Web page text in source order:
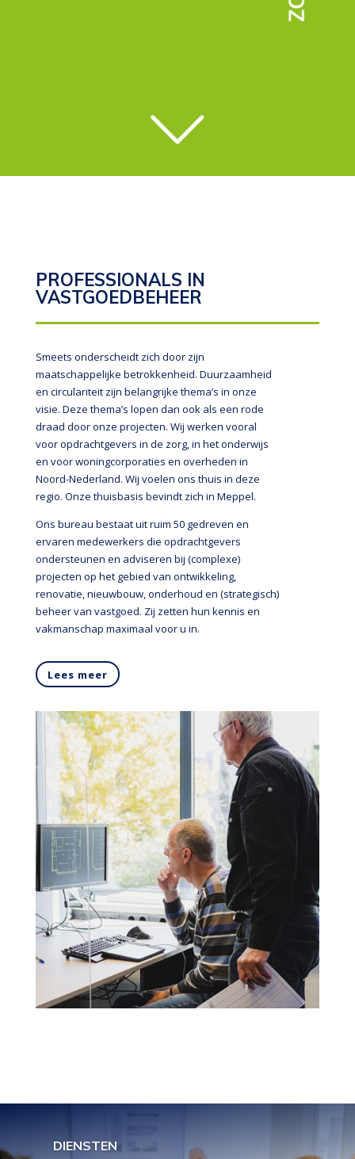
PROFESSIONALS IN
VASTGOEDBEHEER
Smeets onderscheidt zich door zijn
maatschappelijke betrokkenheid. Duurzaamheid
en circulariteit zijn belangrijke thema’s in onze
visie. Deze thema’s lopen dan ook als een rode
draad door onze projecten. Wij werken vooral
voor opdrachtgevers in de zorg, in het onderwijs
en voor woningcorporaties en overheden in
Noord-Nederland. Wij voelen ons thuis in deze
regio. Onze thuisbasis bevindt zich in Meppel.
Ons bureau bestaat uit ruim 50 gedreven en
ervaren medewerkers die opdrachtgevers
ondersteunen en adviseren bij (complexe)
projecten op het gebied van ontwikkeling,
renovatie, nieuwbouw, onderhoud en (strategisch)
beheer van vastgoed. Zij zetten hun kennis en
vakmanschap maximaal voor u in.
Lees meer
DIENSTEN